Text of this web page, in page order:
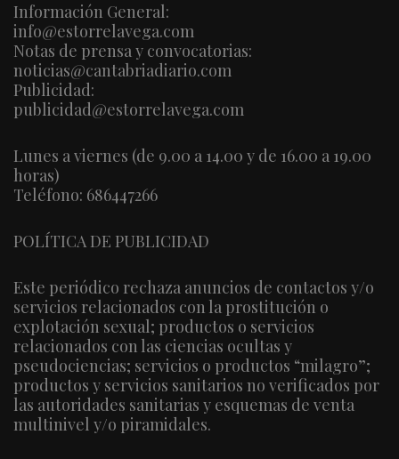
Información General:
info@estorrelavega.com
Notas de prensa y convocatorias:
noticias@cantabriadiario.com
Publicidad:
publicidad@estorrelavega.com
Lunes a viernes (de 9.00 a 14.00 y de 16.00 a 19.00
horas)
Teléfono: 686447266
POLÍTICA DE PUBLICIDAD
Este periódico rechaza anuncios de contactos y/o
servicios relacionados con la prostitución o
explotación sexual; productos o servicios
relacionados con las ciencias ocultas y
pseudociencias; servicios o productos “milagro”;
productos y servicios sanitarios no verificados por
las autoridades sanitarias y esquemas de venta
multinivel y/o piramidales.